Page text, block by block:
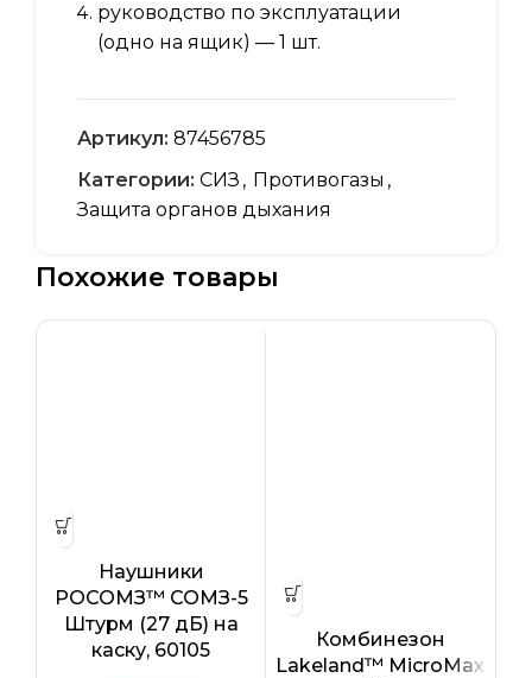
руководство по эксплуатации
(одно на ящик) — 1 шт.
Артикул: 87456785
Категории: СИЗ , Противогазы ,
Защита органов дыхания
Похожие товары
Наушники
РОСОМЗ™ СОМЗ-5
Штурм (27 дБ) на
каску, 60105
Комбинезон
Lakeland™ MicroMax